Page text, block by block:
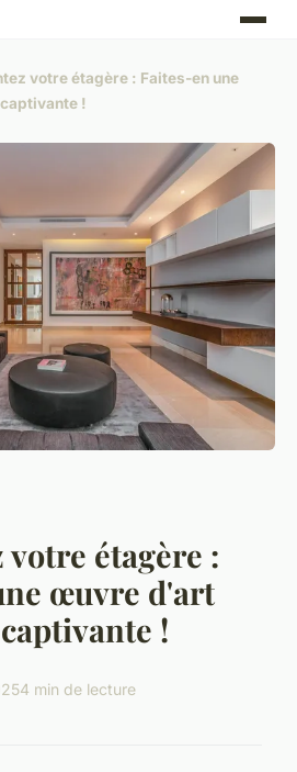
votre étagère : Faites-en une
!
étagère :
œuvre d'art
!
4 min de lecture